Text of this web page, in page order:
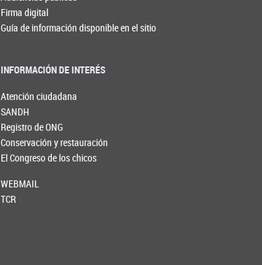
Firma digital
Guía de información disponible en el sitio
INFORMACIÓN DE INTERÉS
Atención ciudadana
SANDH
Registro de ONG
Conservación y restauración
El Congreso de los chicos
WEBMAIL
TCR